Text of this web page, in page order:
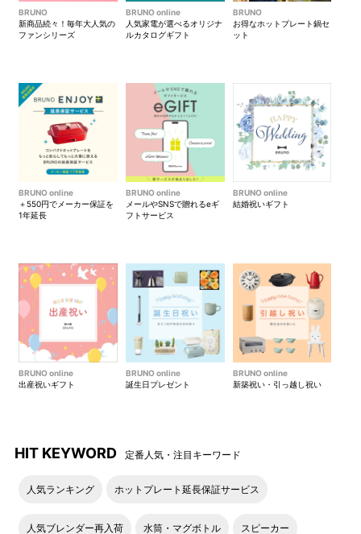
BRUNO
新商品続々！毎年大人気の
ファンシリーズ
BRUNO online
人気家電が選べるオリジナ
ルカタログギフト
BRUNO
お得なホットプレート鍋セ
ット
BRUNO online
＋550円でメーカー保証を
1年延長
BRUNO online
メールやSNSで贈れるeギ
フトサービス
BRUNO online
結婚祝いギフト
BRUNO online
出産祝いギフト
BRUNO online
誕生日プレゼント
BRUNO online
新築祝い・引っ越し祝い
HIT KEYWORD 定番人気・注目キーワード
人気ランキング ホットプレート延長保証サービス
人気ブレンダー再入荷 水筒・マグボトル スピーカー